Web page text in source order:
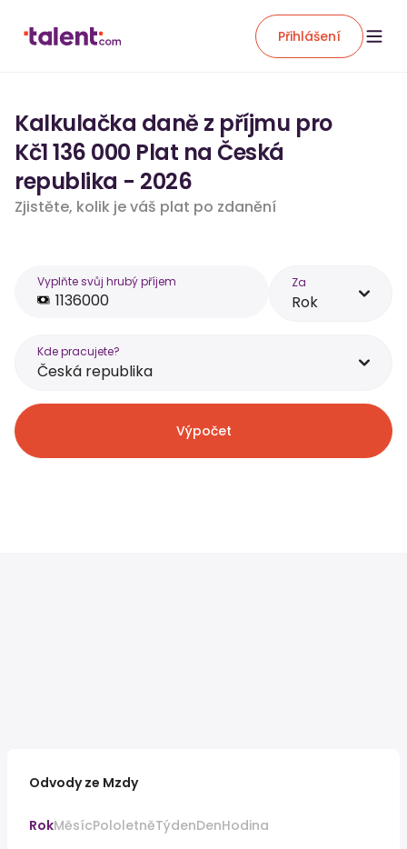
Přihlášení
Kalkulačka daně z příjmu pro
Kč1 136 000 Plat na Česká
republika - 2026
Zjistěte, kolik je váš plat po zdanění
Vyplňte svůj hrubý příjem Za
Rok
Kde pracujete?
Česká republika
Výpočet
Odvody ze Mzdy
RokMěsícPololetněTýdenDenHodina